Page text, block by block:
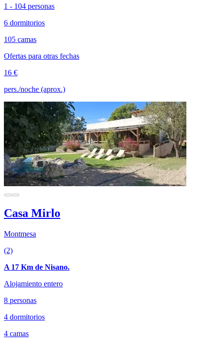
1 - 104 personas
6 dormitorios
105 camas
Ofertas para otras fechas
16 €
pers./noche (aprox.)
Casa Mirlo
Montmesa
(2)
A 17 Km de Nisano.
Alojamiento entero
8 personas
4 dormitorios
4 camas